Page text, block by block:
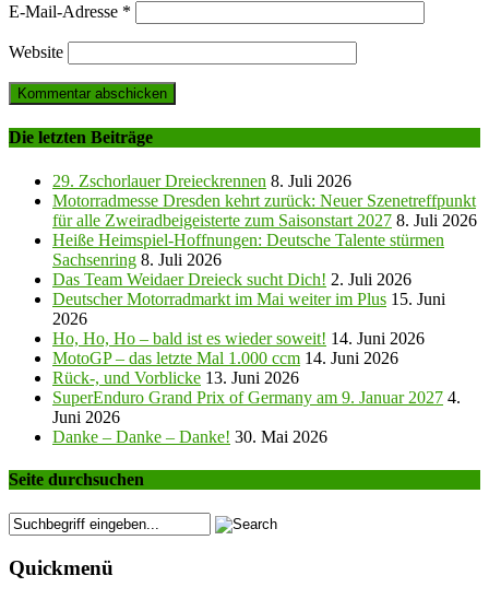
E-Mail-Adresse *
Website
Die letzten Beiträge
29. Zschorlauer Dreieckrennen 8. Juli 2026
Motorradmesse Dresden kehrt zurück: Neuer Szenetreffpunkt
für alle Zweiradbeigeisterte zum Saisonstart 2027 8. Juli 2026
Heiße Heimspiel-Hoffnungen: Deutsche Talente stürmen
Sachsenring 8. Juli 2026
Das Team Weidaer Dreieck sucht Dich! 2. Juli 2026
Deutscher Motorradmarkt im Mai weiter im Plus 15. Juni
2026
Ho, Ho, Ho – bald ist es wieder soweit! 14. Juni 2026
MotoGP – das letzte Mal 1.000 ccm 14. Juni 2026
Rück-, und Vorblicke 13. Juni 2026
SuperEnduro Grand Prix of Germany am 9. Januar 2027 4.
Juni 2026
Danke – Danke – Danke! 30. Mai 2026
Seite durchsuchen
Quickmenü